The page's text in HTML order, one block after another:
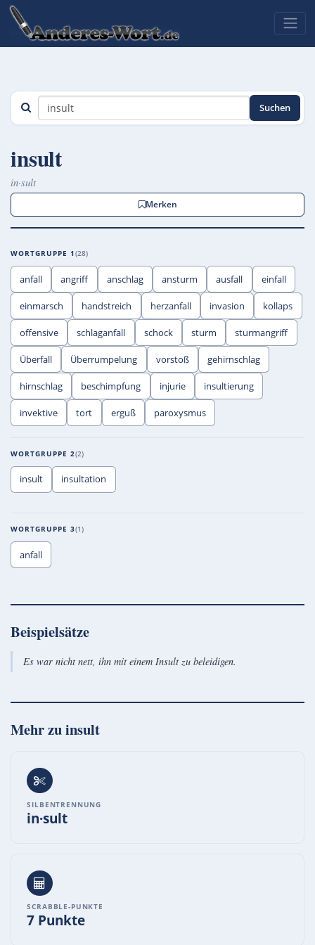
Suchen
insult
in·sult
Merken
WORTGRUPPE 1 28
anfall angriff anschlag ansturm ausfall einfall
einmarsch handstreich herzanfall invasion kollaps
offensive schlaganfall schock sturm sturmangriff
Überfall Überrumpelung vorstoß gehirnschlag
hirnschlag beschimpfung injurie insultierung
invektive tort erguß paroxysmus
WORTGRUPPE 2 2
insult insultation
WORTGRUPPE 3 1
anfall
Beispielsätze
Es war nicht nett, ihn mit einem Insult zu beleidigen.
Mehr zuinsult
SILBENTRENNUNG
in·sult
SCRABBLE-PUNKTE
7 Punkte